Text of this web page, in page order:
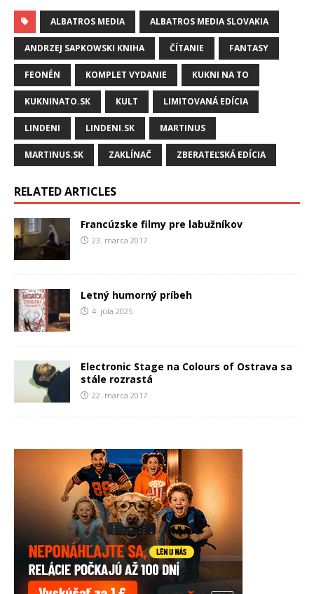
ALBATROS MEDIA ALBATROS MEDIA SLOVAKIA
ANDRZEJ SAPKOWSKI KNIHA ČÍTANIE FANTASY
FEONÉN KOMPLET VYDANIE KUKNI NA TO
KUKNINATO.SK KULT LIMITOVANÁ EDÍCIA
LINDENI LINDENI.SK MARTINUS
MARTINUS.SK ZAKLÍNAČ ZBERATEĽSKÁ EDÍCIA
RELATED ARTICLES
Francúzske filmy pre labužníkov
23. marca 2017
Letný humorný príbeh
4. júla 2025
Electronic Stage na Colours of Ostrava sa
stále rozrastá
22. marca 2017